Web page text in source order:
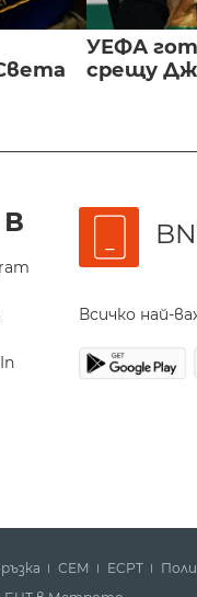
УЕФА
срещу
Всичко най-
СЕМ ECPT